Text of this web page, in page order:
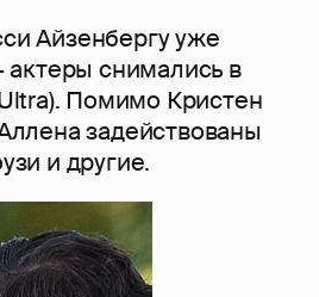
Айзенбергу уже
актеры снимались в
Помимо Кристен
задействованы
и другие.